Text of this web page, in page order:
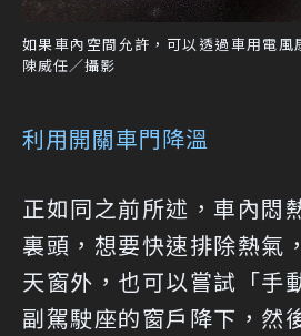
如果車內空間允許，可以透過車用電
陳威任／攝影
利用開關車門降溫
正如同之前所述，車內悶
裏頭，想要快速排除熱氣
天窗外，也可以嘗試「手
副駕駛座的窗戶降下，然